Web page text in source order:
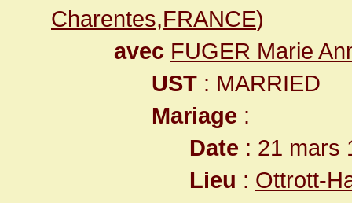
Charentes,FRANCE)
avec FUGER Marie
UST : MARRIED
Mariage :
Date : 21 mars
Lieu : Ottrott-